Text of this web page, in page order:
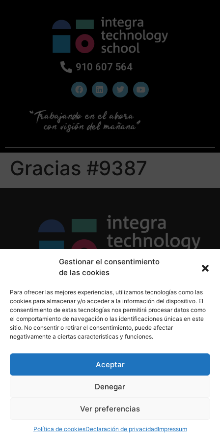
Gestionar el consentimiento
de las cookies
Para ofrecer las mejores experiencias, utilizamos tecnologías como las
cookies para almacenar y/o acceder a la información del dispositivo. El
consentimiento de estas tecnologías nos permitirá procesar datos como
el comportamiento de navegación o las identificaciones únicas en este
sitio. No consentir o retirar el consentimiento, puede afectar
negativamente a ciertas características y funciones.
Aceptar
Denegar
Ver preferencias
Política de cookiesDeclaración de privacidadImpressum
910 607 564
Gracias #9387
Política de Cookies
Aviso Legal
910 607 564
derechos reservados